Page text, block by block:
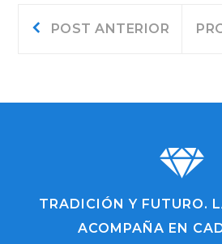
Navegación
entradas
POST ANTERIOR anterior:
TRADICIÓN Y FUTURO.
ACOMPAÑA EN